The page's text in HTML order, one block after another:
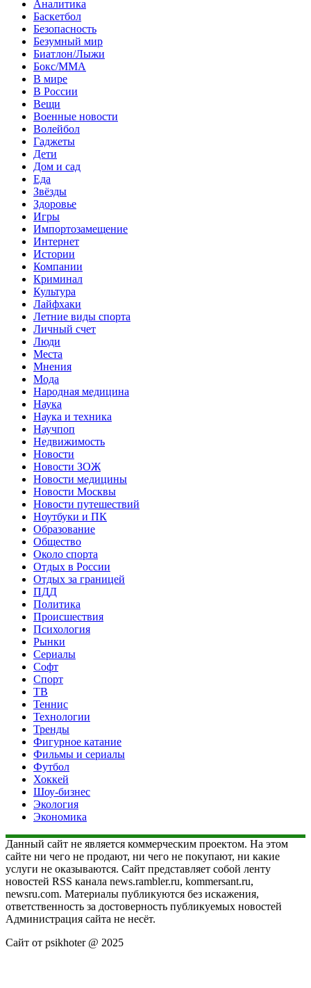
Аналитика
Баскетбол
Безопасность
Безумный мир
Биатлон/Лыжи
Бокс/MMA
В мире
В России
Вещи
Военные новости
Волейбол
Гаджеты
Дети
Дом и сад
Еда
Звёзды
Здоровье
Игры
Импортозамещение
Интернет
Истории
Компании
Криминал
Культура
Лайфхаки
Летние виды спорта
Личный счет
Люди
Места
Мнения
Мода
Народная медицина
Наука
Наука и техника
Научпоп
Недвижимость
Новости
Новости ЗОЖ
Новости медицины
Новости Москвы
Новости путешествий
Ноутбуки и ПК
Образование
Общество
Около спорта
Отдых в России
Отдых за границей
ПДД
Политика
Происшествия
Психология
Рынки
Сериалы
Софт
Спорт
ТВ
Теннис
Технологии
Тренды
Фигурное катание
Фильмы и сериалы
Футбол
Хоккей
Шоу-бизнес
Экология
Экономика
Данный сайт не является коммерческим проектом. На этом
сайте ни чего не продают, ни чего не покупают, ни какие
услуги не оказываются. Сайт представляет собой ленту
новостей RSS канала news.rambler.ru, kommersant.ru,
newsru.com. Материалы публикуются без искажения,
ответственность за достоверность публикуемых новостей
Администрация сайта не несёт.
Сайт от psikhoter @ 2025